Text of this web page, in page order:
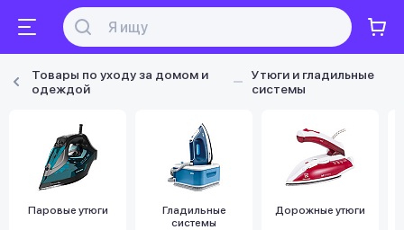
Товары по уходу за домом и
одеждой
Утюги и гладильные
системы
Паровые утюги
Гладильные
системы
Дорожные утюги